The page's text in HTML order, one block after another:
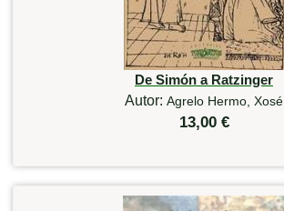
De Simón a Ratzinger
Autor: Agrelo Hermo, Xosé
13,00 €